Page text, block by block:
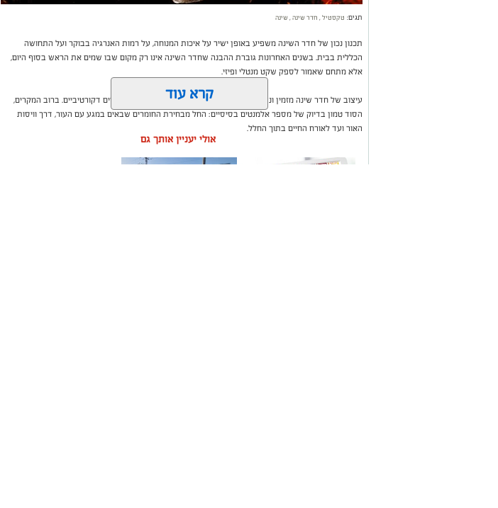
תגים: טקסטיל, חדר שינה,שינה
תכנון נכון של חדר השינה משפיע באופן ישיר על איכות המנוחה, על רמות האנרגיה בבוקר ועל התחושה
הכללית בבית. בשנים האחרונות גוברת ההבנה שחדר השינה אינו רק מקום שבו שמים את הראש בסוף היום,
אלא מתחם שאמור לספק שקט מנטלי ופיזי.
עיצוב של חדר שינה מזמין ונעים אינו מצריך שיפוץ מאסיבי או עומס של פריטים דקורטיביים. ברוב המקרים,
הסוד טמון בדיוק של מספר אלמנטים בסיסיים: החל מבחירת החומרים שבאים במגע עם העור, דרך וויסות
האור ועד לאורח החיים בתוך החלל.
קרא עוד
אולי יעניין אותך גם